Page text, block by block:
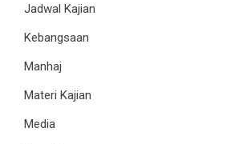
Jadwal Kajian
Kebangsaan
Manhaj
Materi Kajian
Media